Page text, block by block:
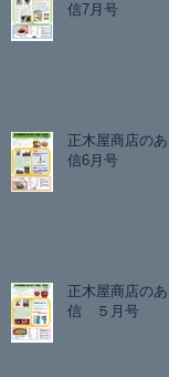
信7月号
正木屋商店の
信6月号
正木屋商店の
信 ５月号